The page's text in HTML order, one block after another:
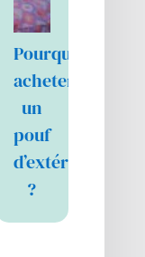
Pourquoi
acheter
un
pouf
d’extérieur
?